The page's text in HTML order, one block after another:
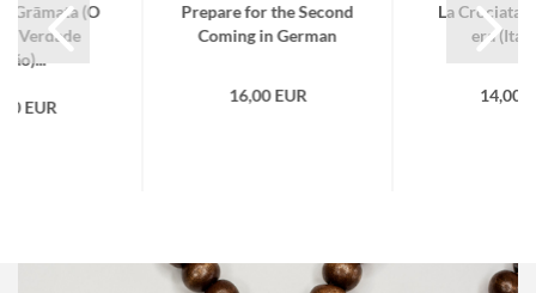
Grāmata (O
Ver­dade
EUR
Pre­pare for the Se­cond
Co­ming in Ger­man
16,00 EUR
La Cro­ci­ata
era
14,00